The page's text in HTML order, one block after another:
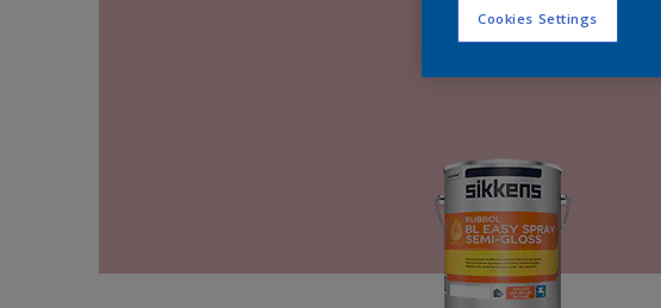
Cookies Settings